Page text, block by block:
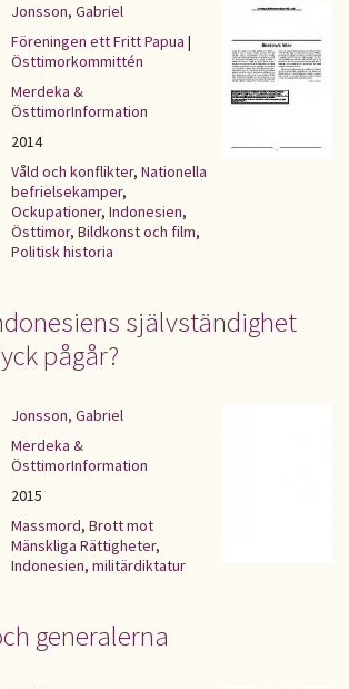
Jonsson, Gabriel
Föreningen ett Fritt Papua |
Östtimorkommittén
Merdeka &
ÖsttimorInformation
2014
Våld och konflikter, Nationella
befrielsekamper,
Ockupationer, Indonesien,
Östtimor, Bildkonst och film,
Politisk historia
självständighet
pågår?
Jonsson, Gabriel
Merdeka &
ÖsttimorInformation
2015
Massmord, Brott mot
Mänskliga Rättigheter,
Indonesien, militärdiktatur
generalerna